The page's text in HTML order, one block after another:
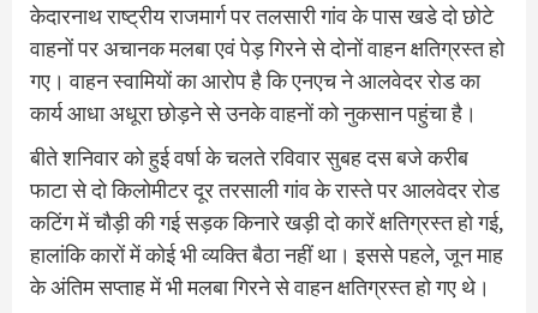
केदारनाथ राष्ट्रीय राजमार्ग पर तलसारी गांव के पास खडे दो छोटे
वाहनों पर अचानक मलबा एवं पेड़ गिरने से दोनों वाहन क्षतिग्रस्त हो
गए। वाहन स्वामियों का आरोप है कि एनएच ने आलवेदर रोड का
कार्य आधा अधूरा छोड़ने से उनके वाहनों को नुकसान पहुंचा है।
बीते शनिवार को हुई वर्षा के चलते रविवार सुबह दस बजे करीब
फाटा से दो किलोमीटर दूर तरसाली गांव के रास्ते पर आलवेदर रोड
कटिंग में चौड़ी की गई सड़क किनारे खड़ी दो कारें क्षतिग्रस्त हो गई,
हालांकि कारों में कोई भी व्यक्ति बैठा नहीं था। इससे पहले, जून माह
के अंतिम सप्ताह में भी मलबा गिरने से वाहन क्षतिग्रस्त हो गए थे।